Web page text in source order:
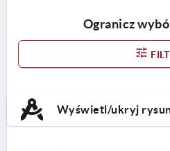
Ogranicz
Wyświetl/ukryj